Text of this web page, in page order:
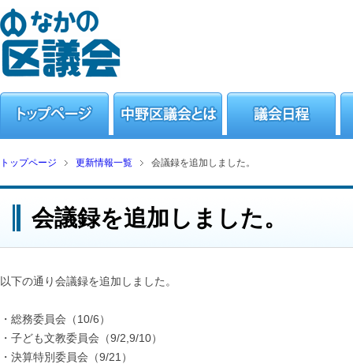
トップページ 更新情報一覧 会議録を追加しました。
会議録を追加しました。
以下の通り会議録を追加しました。
・総務委員会（10/6）
・子ども文教委員会（9/2,9/10）
・決算特別委員会（9/21）